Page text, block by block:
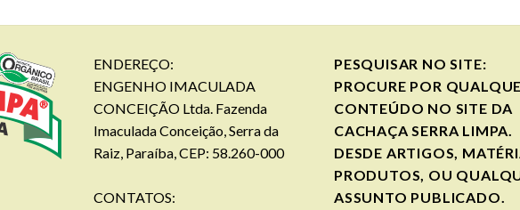
ENDEREÇO:
ENGENHO IMACULADA
CONCEIÇÃO Ltda. Fazenda
Imaculada Conceição, Serra da
Raiz, Paraíba, CEP: 58.260-000
CONTATOS:
PESQUISAR NO SITE:
PROCURE POR
CONTEÚDO NO SITE DA
CACHAÇA SERRA LIMPA.
DESDE ARTIGOS,
PRODUTOS, OU
ASSUNTO PUBLICADO.